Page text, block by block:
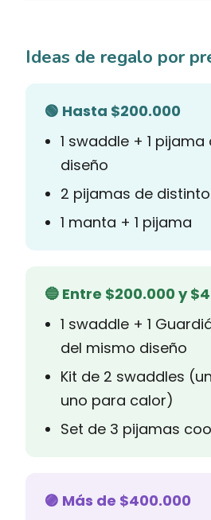
Ideas de regalo por
🟢 Hasta $200.000
1 swaddle + 1
diseño
2 pijamas de
1 manta + 1 pijama
🔵 Entre $200.000 y
1 swaddle + 1
del mismo diseño
Kit de 2 swaddles
uno para calor)
Set de 3 pijamas
🟣 Más de $400.000